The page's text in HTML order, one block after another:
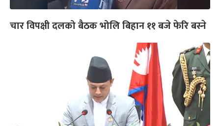
चार विपक्षी दलको बैठक भोलि बिहान ११ बजे फेरि बस्ने